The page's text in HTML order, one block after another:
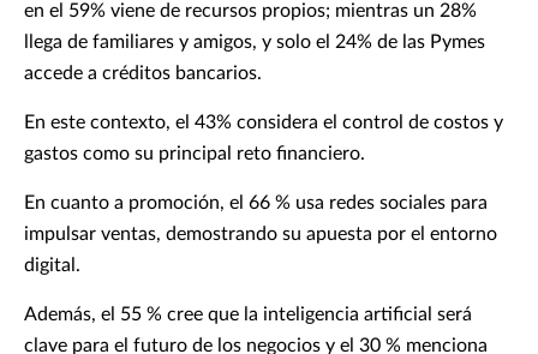
en el 59% viene de recursos propios; mientras un 28%
llega de familiares y amigos, y solo el 24% de las Pymes
accede a créditos bancarios.
En este contexto, el 43% considera el control de costos y
gastos como su principal reto financiero.
En cuanto a promoción, el 66 % usa redes sociales para
impulsar ventas, demostrando su apuesta por el entorno
digital.
Además, el 55 % cree que la inteligencia artificial será
clave para el futuro de los negocios y el 30 % menciona